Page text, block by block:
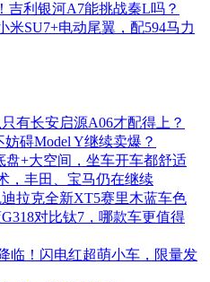
吉利银河A7能挑战秦L吗？
米SU7+电动尾翼，配594马力
有长安启源A06才配得上？
碍Model Y继续卖爆？
盘+大空间，坐车开车都舒适
，丰田、宝马仍在继续
拉克全新XT5赛里木蓝车色
对比钛7，哪款车更值得
临！闪电红超萌小车，限量发